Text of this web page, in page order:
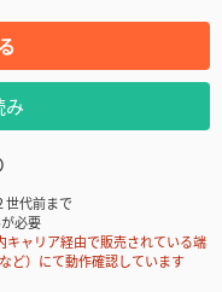
み
世代前まで
必要
ャリア経由で販売されている端
ど）にて動作確認しています